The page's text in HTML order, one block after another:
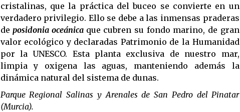
cristalinas, que la práctica del buceo se convierte en un
verdadero privilegio. Ello se debe a las inmensas praderas
de posidonia oceánica que cubren su fondo marino, de gran
valor ecológico y declaradas Patrimonio de la Humanidad
por la UNESCO. Esta planta exclusiva de nuestro mar,
limpia y oxigena las aguas, manteniendo además la
dinámica natural del sistema de dunas.
Parque Regional Salinas y Arenales de San Pedro del Pinatar
(Murcia).